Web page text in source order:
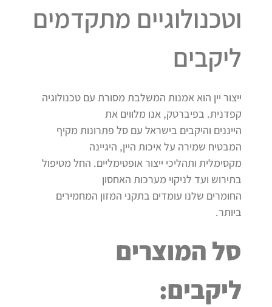
וטכנולוגיים מתקדמים
ליקבים
ייצור יין הוא אמנות המשלבת מסורת עם טכנולוגיה
קפדנית. בפיברטק, אנו מלווים את
הייננים והיקבים בישראל עם סל פתרונות מקיף
המבטיח שמירה על איכות היין, היגיינה
מקסימלית ותהליכי ייצור אופטימליים. החל מטיפול
בתירוש ועד לניקוי מערכות האחסון
החומרים שלנו עומדים בתקני המזון המחמירים
ביותר.
סל המוצרים
ליקבים: